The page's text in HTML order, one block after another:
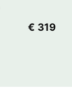
€ 319